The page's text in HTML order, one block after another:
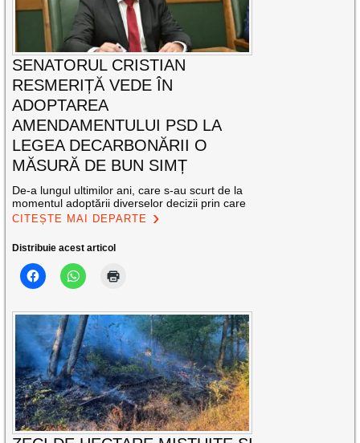
SENATORUL CRISTIAN
RESMERIȚĂ VEDE ÎN
ADOPTAREA
AMENDAMENTULUI PSD LA
LEGEA DECARBONĂRII O
MĂSURĂ DE BUN SIMȚ
De-a lungul ultimilor ani, care s-au scurt de la
momentul adoptării diverselor decizii prin care
CITEȘTE MAI DEPARTE
Distribuie acest articol